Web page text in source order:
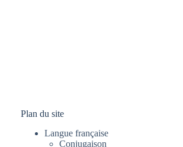
Plan du site
Langue française
Conjugaison